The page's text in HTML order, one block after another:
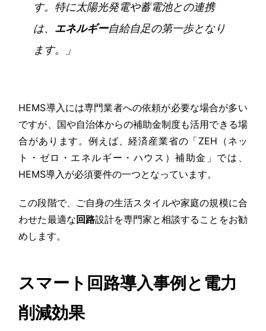
す。特に太陽光発電や蓄電池との連携
は、 エネルギー自給自足の第一歩となり
ます。」
HEMS導入には専門業者への依頼が必要な場合が多い
ですが、国や自治体からの補助金制度も活用できる場
合があります。例えば、経済産業省の「ZEH（ネッ
ト・ゼロ・エネルギー・ハウス）補助金」では、
HEMS導入が必須要件の一つとなっています。
この段階で、ご自身の生活スタイルや家庭の規模に合
わせた最適な 回路設計を専門家と相談することをお勧
めします。
スマート回路導入事例と電力
削減効果